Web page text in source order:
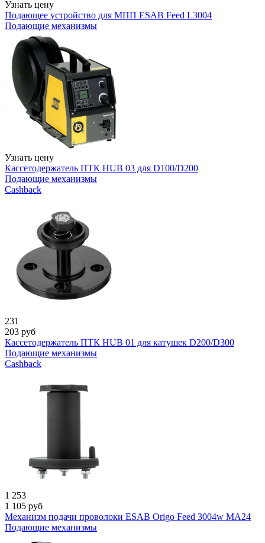
Узнать цену
Подающее устройство для МПП ESAB Feed L3004
Подающие механизмы
Узнать цену
Кассетодержатель ПТК HUB 03 для D100/D200
Подающие механизмы
Cashback
231
203 руб
Кассетодержатель ПТК HUB 01 для катушек D200/D300
Подающие механизмы
Cashback
1 253
1 105 руб
Механизм подачи проволоки ESAB Origo Feed 3004w MA24
Подающие механизмы